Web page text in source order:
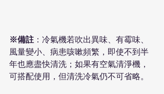
※備註 ：冷氣機若吹出異味、有霉味、
風量變小、病患咳嗽頻繁，即使不到半
年也應盡快清洗；如果有空氣清淨機，
可搭配使用，但清洗冷氣仍不可省略。